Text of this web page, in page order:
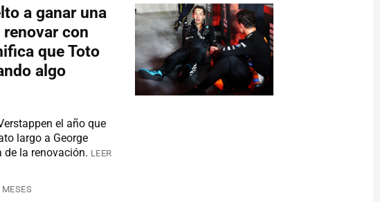
a ganar una
con
que Toto
algo
el año que
largo a George
de la renovación. LEER
MESES